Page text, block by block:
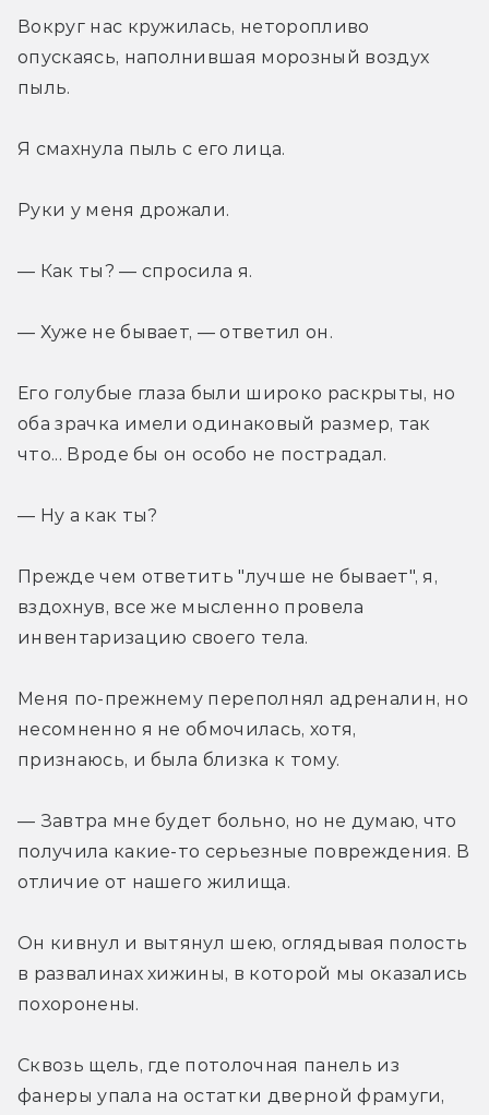
Вокруг нас кружилась, неторопливо
опускаясь, наполнившая морозный воздух
пыль.
Я смахнула пыль с его лица.
Руки у меня дрожали.
— Как ты? — спросила я.
— Хуже не бывает, — ответил он.
Его голубые глаза были широко раскрыты, но
оба зрачка имели одинаковый размер, так
что... Вроде бы он особо не пострадал.
— Ну а как ты?
Прежде чем ответить "лучше не бывает", я,
вздохнув, все же мысленно провела
инвентаризацию своего тела.
Меня по-прежнему переполнял адреналин, но
несомненно я не обмочилась, хотя,
признаюсь, и была близка к тому.
— Завтра мне будет больно, но не думаю, что
получила какие-то серьезные повреждения. В
отличие от нашего жилища.
Он кивнул и вытянул шею, оглядывая полость
в развалинах хижины, в которой мы оказались
похоронены.
Сквозь щель, где потолочная панель из
фанеры упала на остатки дверной фрамуги,